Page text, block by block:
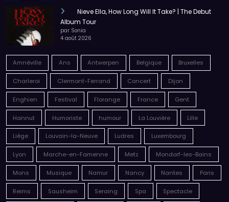
Nieve Ella, How Long Will It Take? | The Debut
Album Tour
par Sonia
4 août 2026
Amnéville Ans Antwerpen Belgique Bruxelles
Charleroi Clermont-Ferrand Concert Dijon
Enghien Festival Florange France Gent
Hannut Humoriste humour La Louvière Lille
Liège Louvain-la-Neuve Ludres Luxembourg
Lyon Marche-en-Famenne Metz Mondorf-les-Bains
Mons Musique Namur Nancy Nantes Paris
Reims Sausheim Seraing Spa Spectacle